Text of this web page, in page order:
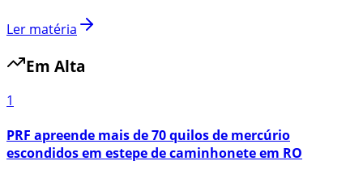
Ler matéria
Em Alta
1
PRF apreende mais de 70 quilos de mercúrio
escondidos em estepe de caminhonete em RO